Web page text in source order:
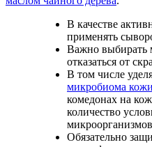
В качестве
применять
Важно выбирать
отказаться от
В том числе
микробиома кожи
комедонах на
количество
Обязательно